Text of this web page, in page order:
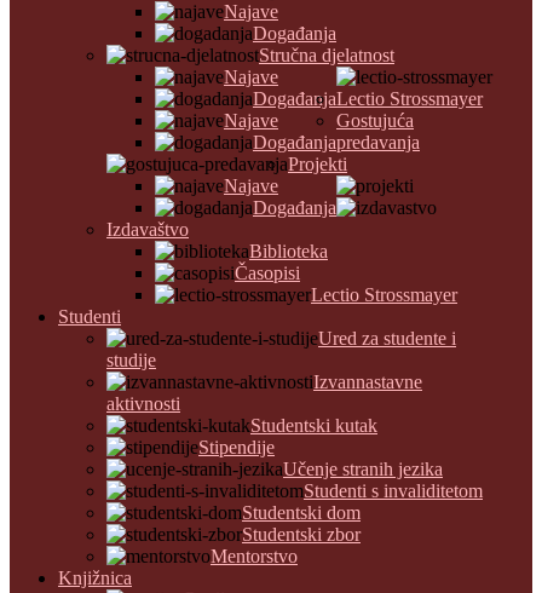
Najave
Događanja
Stručna djelatnost
Najave
DogađanjaLectio Strossmayer
Najave
Događanja
Gostujuća
predavanja
Najave
Događanja
Projekti
Izdavaštvo
Biblioteka
Časopisi
Lectio Strossmayer
Studenti
Ured za studente i
studije
Izvannastavne
aktivnosti
Studentski kutak
Stipendije
Učenje stranih jezika
Studenti s invaliditetom
Studentski dom
Studentski zbor
Mentorstvo
Knjižnica